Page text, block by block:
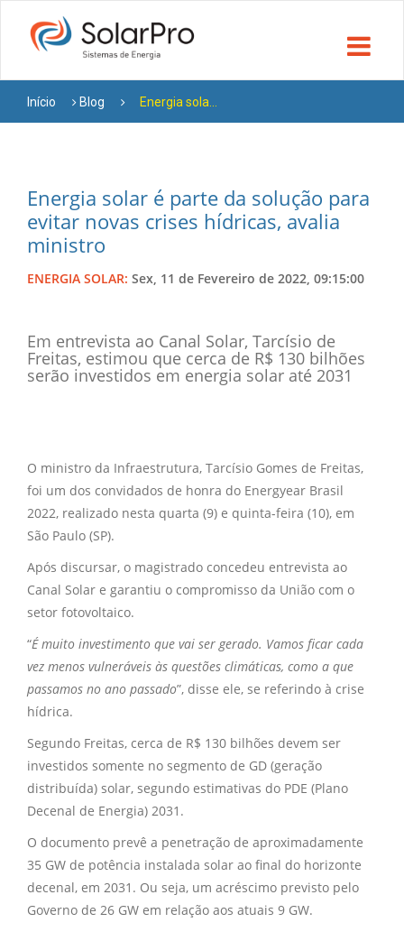
Início Blog Energia sola...
Energia solar é parte da solução para
evitar novas crises hídricas, avalia
ministro
ENERGIA SOLAR: Sex, 11 de Fevereiro de 2022, 09:15:00
Em entrevista ao Canal Solar, Tarcísio de
Freitas, estimou que cerca de R$ 130 bilhões
serão investidos em energia solar até 2031
O ministro da Infraestrutura, Tarcísio Gomes de Freitas,
foi um dos convidados de honra do Energyear Brasil
2022, realizado nesta quarta (9) e quinta-feira (10), em
São Paulo (SP).
Após discursar, o magistrado concedeu entrevista ao
Canal Solar e garantiu o compromisso da União com o
setor fotovoltaico.
“É muito investimento que vai ser gerado. Vamos ficar cada
vez menos vulneráveis às questões climáticas, como a que
passamos no ano passado”, disse ele, se referindo à crise
hídrica.
Segundo Freitas, cerca de R$ 130 bilhões devem ser
investidos somente no segmento de GD (geração
distribuída) solar, segundo estimativas do PDE (Plano
Decenal de Energia) 2031.
O documento prevê a penetração de aproximadamente
35 GW de potência instalada solar ao final do horizonte
decenal, em 2031. Ou seja, um acréscimo previsto pelo
Governo de 26 GW em relação aos atuais 9 GW.